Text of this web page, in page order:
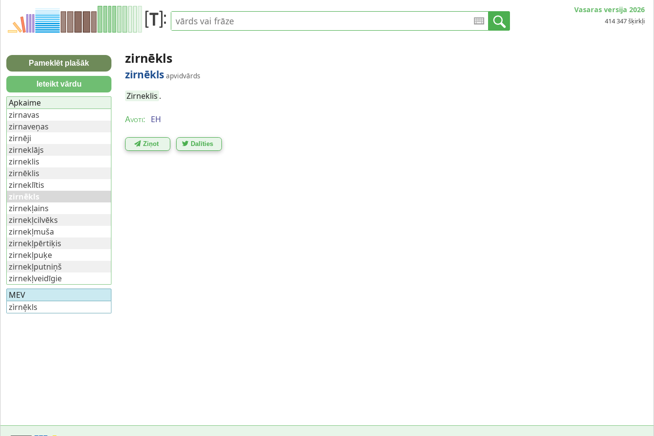
Vasaras versija 2026
414 347 šķirkļi
zirnēkls
zirnēkls apvidvārds
Zirneklis .
Avoti: EH
Ziņot Dalīties
Pameklēt plašāk
Ieteikt vārdu
Apkaime
zirnavas
zirnaveņas
zirnēji
zirneklājs
zirneklis
zirnēklis
zirneklītis
zirnēkls
zirnekļains
zirnekļcilvēks
zirnekļmuša
zirnekļpērtiķis
zirnekļpuķe
zirnekļputniņš
zirnekļveidīgie
MEV
zìrnē̦kls